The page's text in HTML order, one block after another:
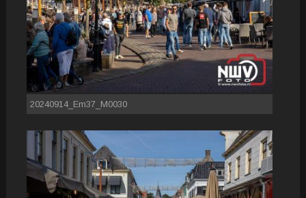
20240914_Em37_M0030